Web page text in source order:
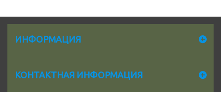
ИНФОРМАЦИЯ
КОНТАКТНАЯ ИНФОРМАЦИЯ